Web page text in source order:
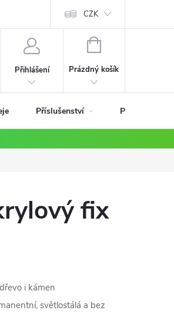
CZK
Přihlášení
NÁKUPNÍ
Prázdný košík
Příslušenství Podle
fix
i kámen
světlostálá a bez